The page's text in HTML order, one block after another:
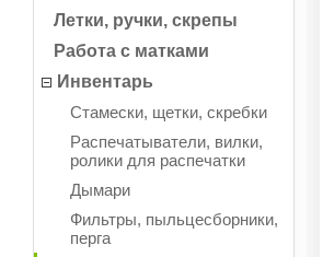
Летки, ручки, скрепы
Работа с матками
Инвентарь
Стамески, щетки, скребки
Распечатыватели, вилки,
ролики для распечатки
Дымари
Фильтры, пыльцесборники,
перга